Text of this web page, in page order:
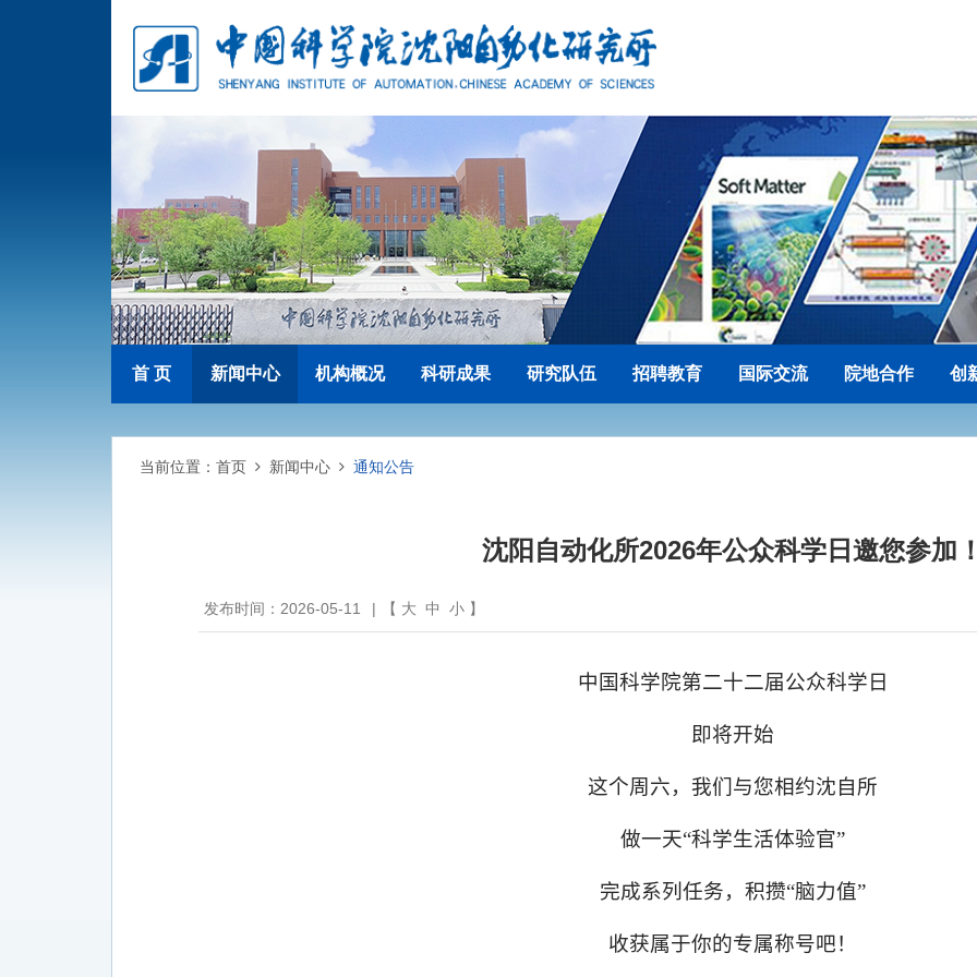
首 页 新闻中心 机构概况 科研成果 研究队伍 招聘教育 国际交流 院地合作 创
当前位置： 首页 新闻中心 通知公告
沈阳自动化所2026年公众科学日邀您参加
发布时间：2026-05-11 | 【 大 中 小 】
中国科学院第二十二届公众科学日
即将开始
这个周六，我们与您相约沈自所
做一天“科学生活体验官”
完成系列任务，积攒“脑力值”
收获属于你的专属称号吧！